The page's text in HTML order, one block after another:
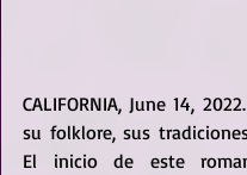
CALIFORNIA, June 14,
su folklore, sus
El inicio de este